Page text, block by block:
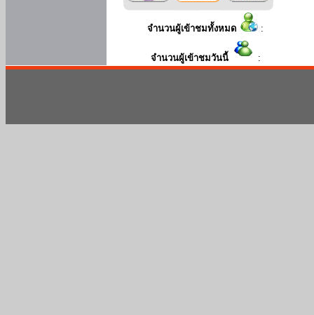
จำนวนผู้เข้าชมทั้งหมด :
จำนวนผู้เข้าชมวันนี้ :